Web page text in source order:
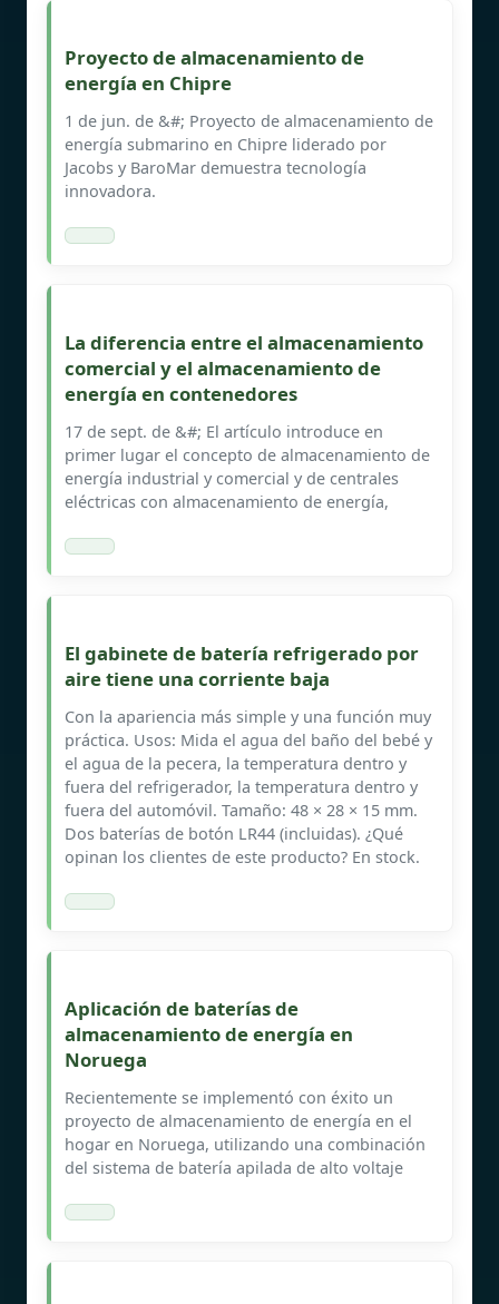
Proyecto de almacenamiento de
energía en Chipre
1 de jun. de &#; Proyecto de almacenamiento de
energía submarino en Chipre liderado por
Jacobs y BaroMar demuestra tecnología
innovadora.
La diferencia entre el almacenamiento
comercial y el almacenamiento de
energía en contenedores
17 de sept. de &#; El artículo introduce en
primer lugar el concepto de almacenamiento de
energía industrial y comercial y de centrales
eléctricas con almacenamiento de energía,
El gabinete de batería refrigerado por
aire tiene una corriente baja
Con la apariencia más simple y una función muy
práctica. Usos: Mida el agua del baño del bebé y
el agua de la pecera, la temperatura dentro y
fuera del refrigerador, la temperatura dentro y
fuera del automóvil. Tamaño: 48 × 28 × 15 mm.
Dos baterías de botón LR44 (incluidas). ¿Qué
opinan los clientes de este producto? En stock.
Aplicación de baterías de
almacenamiento de energía en
Noruega
Recientemente se implementó con éxito un
proyecto de almacenamiento de energía en el
hogar en Noruega, utilizando una combinación
del sistema de batería apilada de alto voltaje